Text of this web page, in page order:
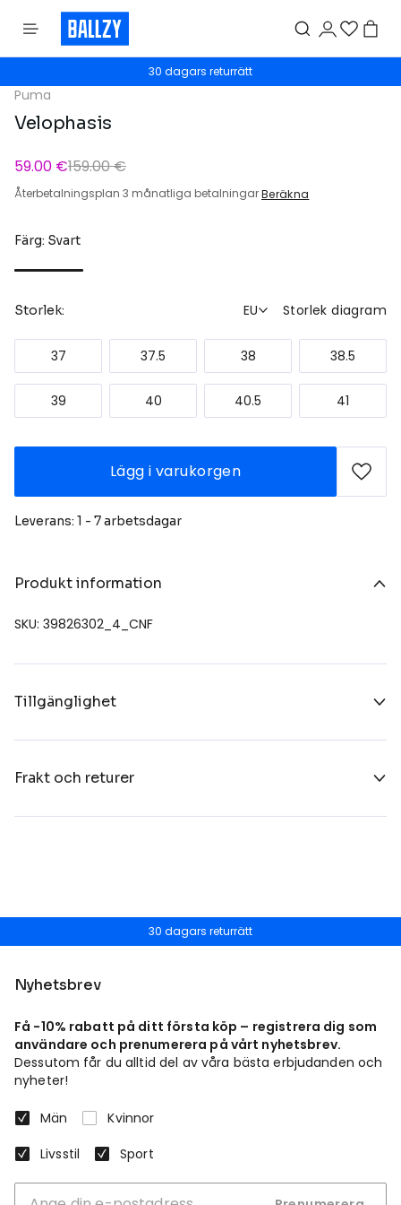
30 dagars returrätt
Puma
Velophasis
59.00 €159.00 €
Återbetalningsplan 3 månatliga betalningarBeräkna
Färg: Svart
Storlek: EU Storlek diagram
37 37.5 38 38.5
39 40 40.5 41
Lägg i varukorgen
Leverans: 1 - 7 arbetsdagar
Produkt information
SKU: 39826302_4_CNF
Tillgänglighet
Frakt och returer
30 dagars returrätt
Nyhetsbrev
Få -10% rabatt på ditt första köp – registrera dig som
användare och prenumerera på vårt nyhetsbrev.
Dessutom får du alltid del av våra bästa erbjudanden och
nyheter!
Män
Kvinnor
Livsstil
Sport